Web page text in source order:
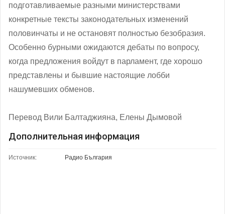
подготавливаемые разными министерствами
конкретные тексты законодательных изменений
половинчаты и не остановят полностью безобразия.
Особенно бурными ожидаются дебаты по вопросу,
когда предложения войдут в парламент, где хорошо
представлены и бывшие настоящие лобби
нашумевших обменов.
Перевод Вили Балтаджияна, Елены Дымовой
Дополнительная информация
Источник: Радио България